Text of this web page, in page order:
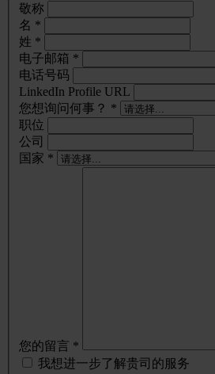
敬称
名 *
姓 *
电子邮箱 *
电话号码
LinkedIn Profile URL
您想询问何事？ *
职位
公司
国家 *
您的留言 *
我想进一步了解贵司的服务